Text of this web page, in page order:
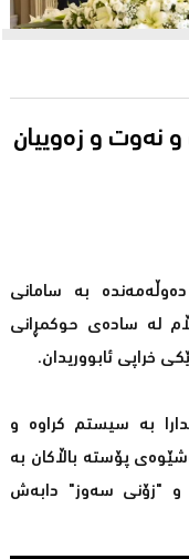
نەوت و زەوییان
بە سامانی
لە سادەی حوكمڕانی
بە سیستم كراوە و
پۆستە باڵاكان بە
و "زۆنی سەوز" دابەش